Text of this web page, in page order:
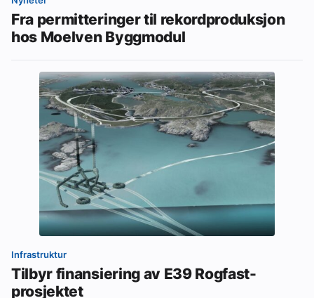
Fra permitteringer til rekordproduksjon
hos Moelven Byggmodul
Infrastruktur
Tilbyr finansiering av E39 Rogfast-
prosjektet